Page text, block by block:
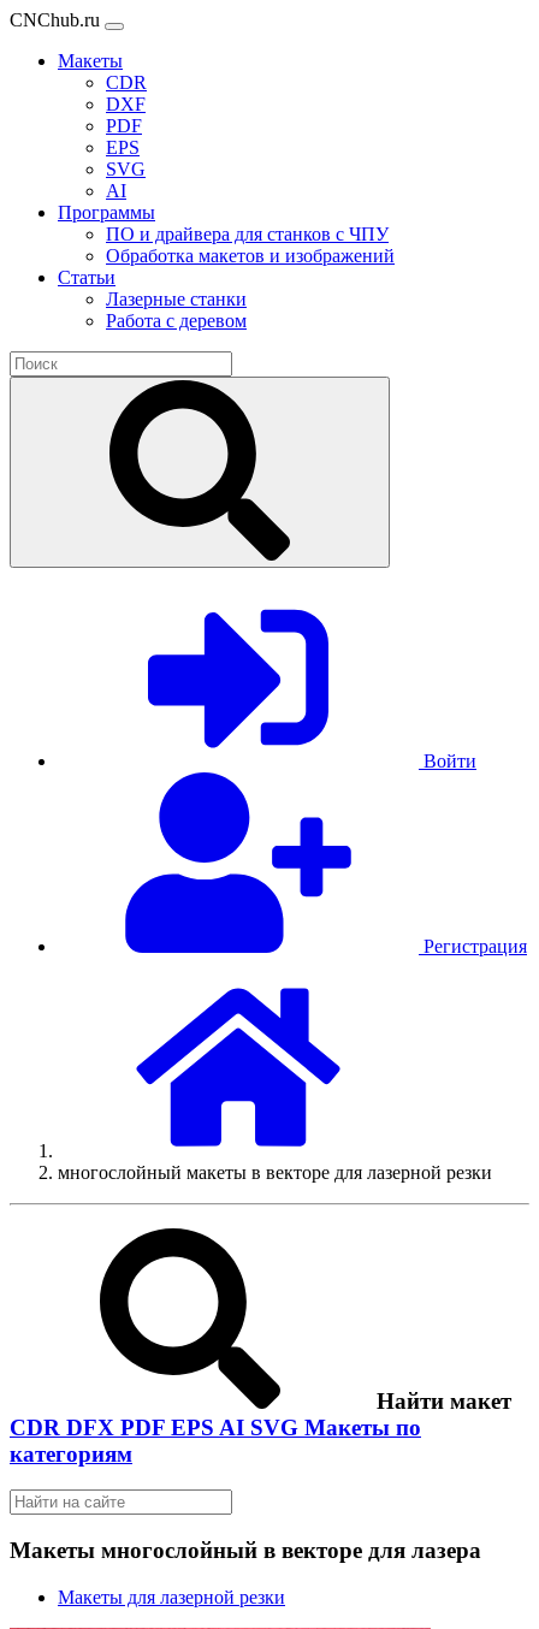
CNChub.ru
Макеты
CDR
DXF
PDF
EPS
SVG
AI
Программы
ПО и драйвера для станков с ЧПУ
Обработка макетов и изображений
Статьи
Лазерные станки
Работа с деревом
Войти
Регистрация
многослойный макеты в векторе для лазерной резки
Найти макет
CDR DFX PDF EPS AI SVG Макеты по
категориям
Макеты многослойный в векторе для лазера
Макеты для лазерной резки